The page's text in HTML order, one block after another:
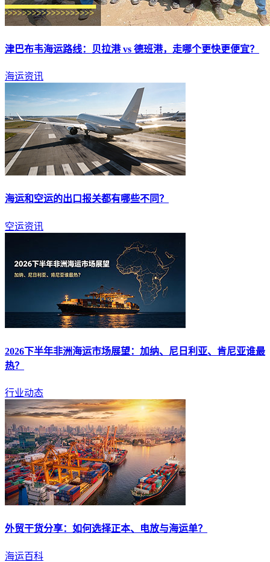
津巴布韦海运路线：贝拉港 vs 德班港，走哪个更快更便宜？
海运资讯
海运和空运的出口报关都有哪些不同？
空运资讯
2026下半年非洲海运市场展望：加纳、尼日利亚、肯尼亚谁最
热？
行业动态
外贸干货分享：如何选择正本、电放与海运单？
海运百科